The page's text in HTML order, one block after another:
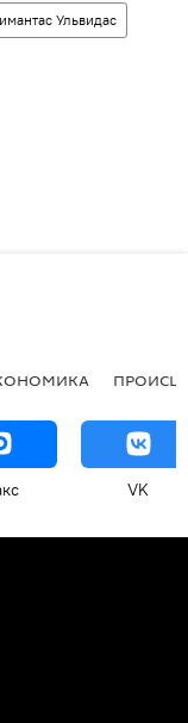
Ульвидас
VK